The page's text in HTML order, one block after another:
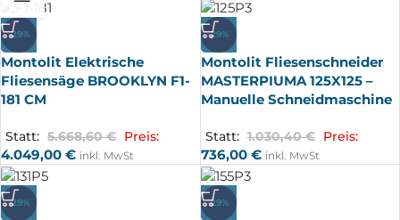
-29%
Montolit Elektrische
Fliesensäge BROOKLYN F1-
181 CM
Statt: 5.668,60€ Preis:
4.049,00 € inkl. MwSt
-29%
Montolit Fliesenschneider
MASTERPIUMA 125X125 –
Manuelle Schneidmaschine
Statt: 1.030,40€ Preis:
736,00 € inkl. MwSt
-29% -29%